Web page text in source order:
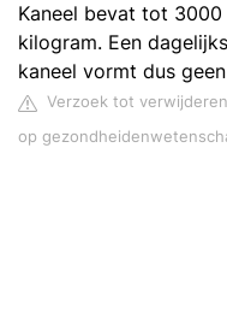
Kaneel bevat tot
kilogram. Een
kaneel vormt dus
Verzoek tot
op